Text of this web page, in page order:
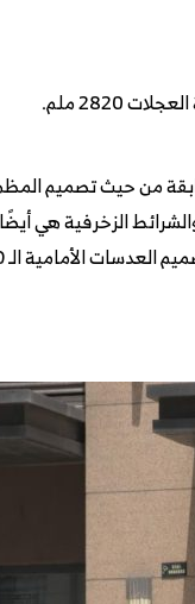
مختلفة تمامًا عن الموديلات
الزخرفية هي أيضًا